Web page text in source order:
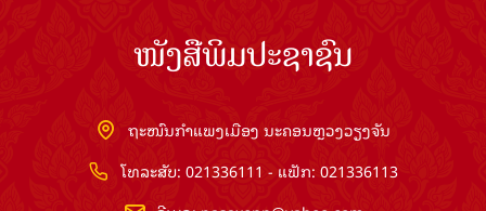
ໜັງສືພິມປະຊາຊົນ
ຖະໜົນກຳແພງເມືອງ ນະຄອນຫຼວງວຽງຈັນ
ໂທລະສັບ: 021336111 - ແຟັກ: 021336113